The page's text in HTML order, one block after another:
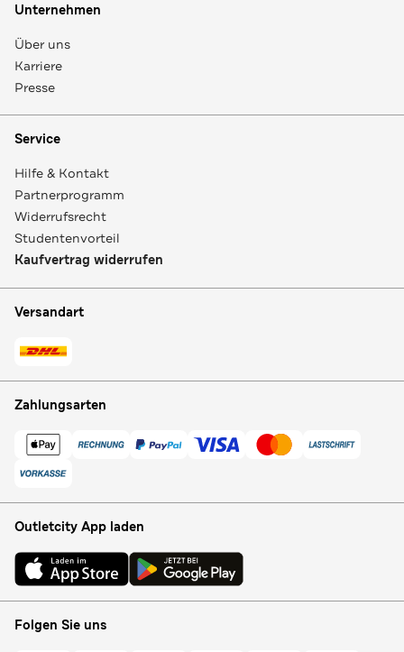
Unternehmen
Über uns
Karriere
Presse
Service
Hilfe & Kontakt
Partnerprogramm
Widerrufsrecht
Studentenvorteil
Kaufvertrag widerrufen
Versandart
Zahlungsarten
Outletcity App laden
Folgen Sie uns